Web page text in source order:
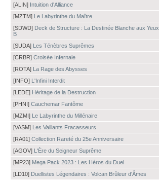
[ALIN] Intuition d'Alliance
[MZTM] Le Labyrinthe du Maître
[SDWD] Deck de Structure : La Destinée Blanche aux Yeux
B
[SUDA] Les Ténèbres Suprêmes
[CRBR] Croisée Infernale
[ROTA] La Rage des Abysses
[INFO] L'Infini Interdit
[LEDE] Héritage de la Destruction
[PHNI] Cauchemar Fantôme
[MZMI] Le Labyrinthe du Millénaire
[VASM] Les Vaillants Fracasseurs
[RA01] Collection Rareté du 25e Anniversaire
[AGOV] L'Ère du Seigneur Suprême
[MP23] Mega Pack 2023 : Les Héros du Duel
[LD10] Duellistes Légendaires : Volcan Brûleur d'Âmes